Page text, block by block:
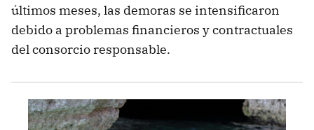
últimos meses, las demoras se intensificaron
debido a problemas financieros y contractuales
del consorcio responsable.